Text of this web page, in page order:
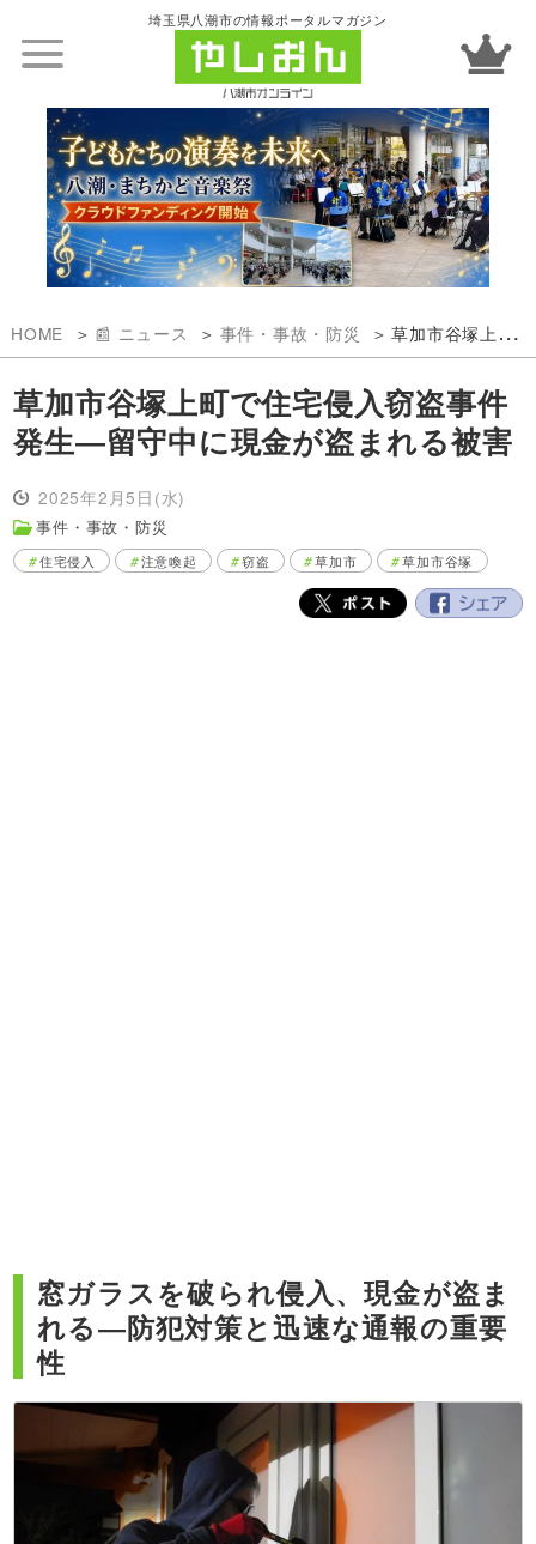
埼玉県八潮市の情報ポータルマガジン
HOME 📰 ニュース 事件・事故・防災 草加市谷塚上町で住宅侵入窃盗事件発生―留守中に現金が盗まれる被害
草加市谷塚上町で住宅侵入窃盗事件
発生―留守中に現金が盗まれる被害
2025年2月5日(水)
事件・事故・防災
住宅侵入 注意喚起 窃盗 草加市 草加市谷塚
窓ガラスを破られ侵入、現金が盗ま
れる―防犯対策と迅速な通報の重要
性